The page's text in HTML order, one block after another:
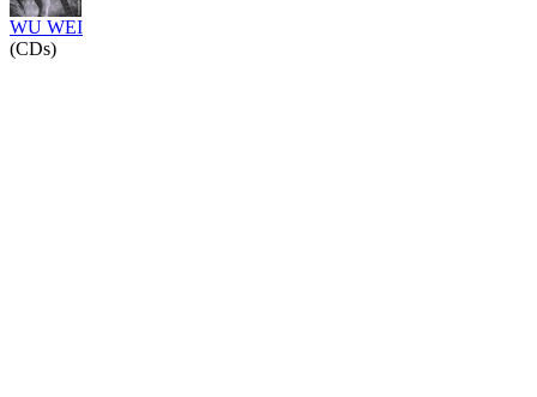
WU WEI
(CDs)